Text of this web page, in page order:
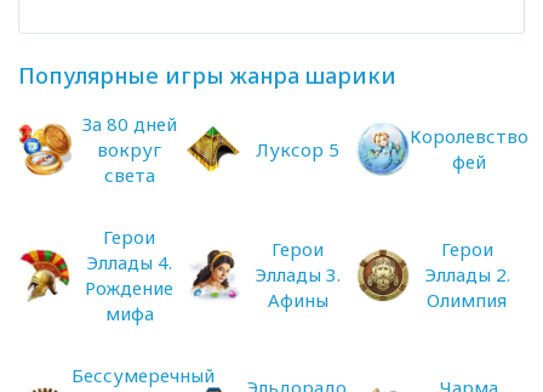
Популярные игры жанра шарики
За 80 дней
вокруг
света
Луксор 5
Королевство
фей
Герои
Эллады 4.
Рождение
мифа
Герои
Эллады 3.
Афины
Герои
Эллады 2.
Олимпия
Бессумеречный
Эльдорадо. Чарма.